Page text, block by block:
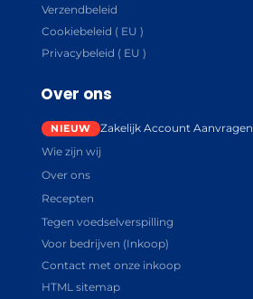
Verzendbeleid
Cookiebeleid ( EU )
Privacybeleid ( EU )
Over ons
Zakelijk Account Aanvragen
Wie zijn wij
Over ons
Recepten
Tegen voedselverspilling
Voor bedrijven (Inkoop)
Contact met onze inkoop
HTML sitemap